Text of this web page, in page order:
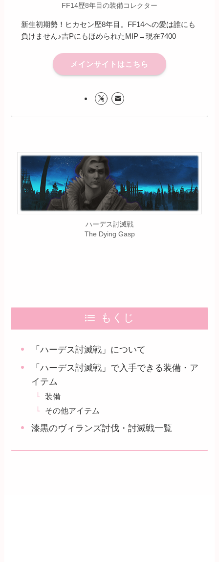
FF14歴8年目の装備コレクター
新生初期勢！ヒカセン歴8年目。FF14への愛は誰にも
負けません♪吉PにもほめられたMIP→現在7400
メインサイトはこちら
ハーデス討滅戦
The Dying Gasp
もくじ
「ハーデス討滅戦」について
「ハーデス討滅戦」で入手できる装備・ア
イテム
装備
その他アイテム
漆黒のヴィランズ討伐・討滅戦一覧